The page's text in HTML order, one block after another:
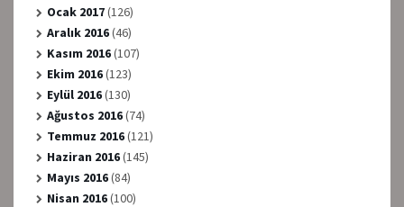
Ocak 2017(126)
Aralık 2016(46)
Kasım 2016(107)
Ekim 2016(123)
Eylül 2016(130)
Ağustos 2016(74)
Temmuz 2016(121)
Haziran 2016(145)
Mayıs 2016(84)
Nisan 2016(100)